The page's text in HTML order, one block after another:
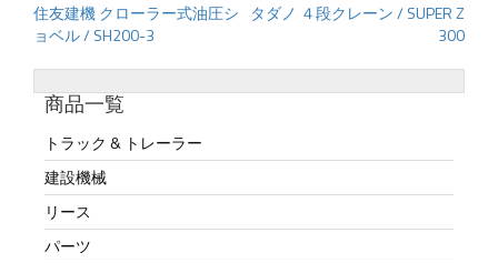
投
稿
ナ
ビ
ゲ
ー
シ
ョ
ン
住友建機 クローラー式油圧シ
ョベル / SH200-3
タダノ ４段クレーン / SUPER Z
300
商品一覧
トラック & トレーラー
建設機械
リース
パーツ